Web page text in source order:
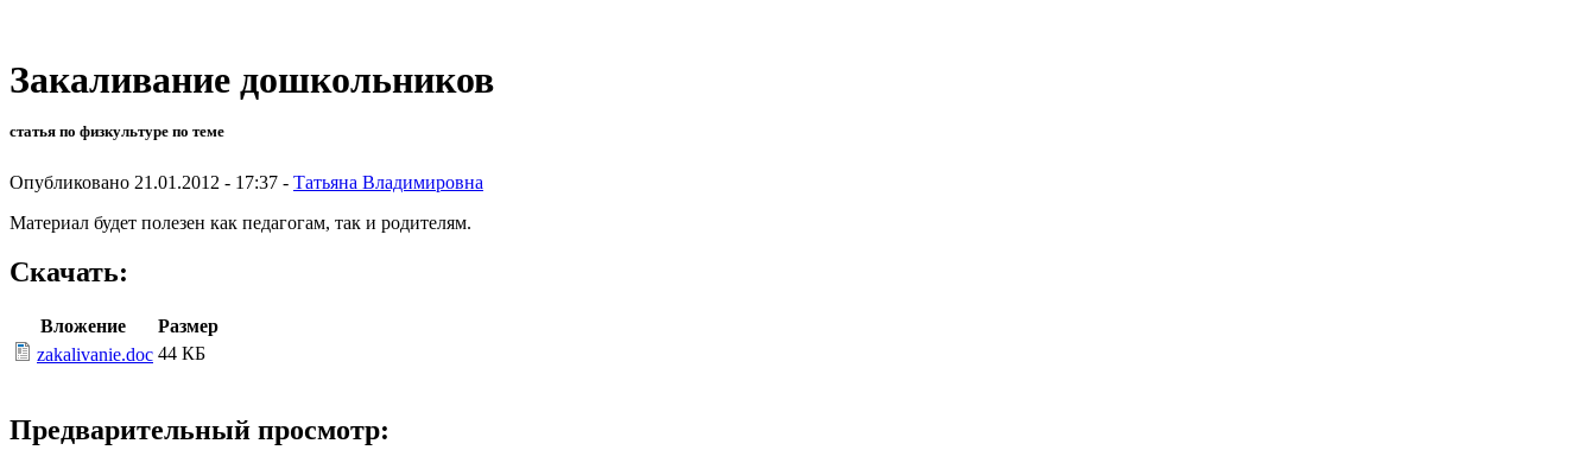
Закаливание дошкольников
статья по физкультуре по теме
Опубликовано 21.01.2012 - 17:37 - Татьяна Владимировна
Материал будет полезен как педагогам, так и родителям.
Скачать:
Вложение
Размер
zakalivanie.doc 44 КБ
Предварительный просмотр: